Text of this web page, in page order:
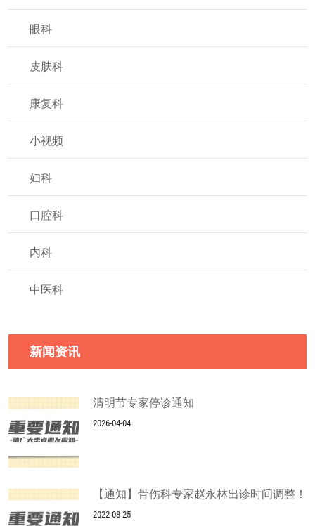
眼科
皮肤科
康复科
小视频
妇科
口腔科
内科
中医科
新闻资讯
清明节专家停诊通知
2026-04-04
【通知】骨伤科专家赵永林出诊时间调整！
2022-08-25